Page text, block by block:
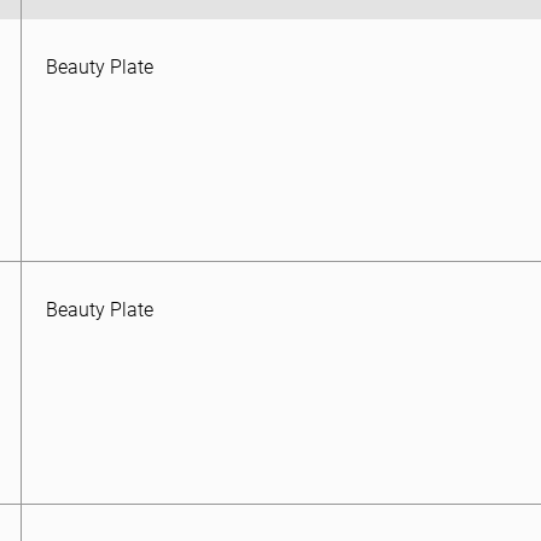
Beauty Plate
Beauty Plate